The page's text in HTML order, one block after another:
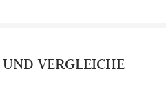
VERGLEICHE